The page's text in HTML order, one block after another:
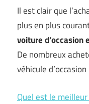
Il est clair que
plus en plus
voiture d’occasion
De nombreux
véhicule
Quel est le